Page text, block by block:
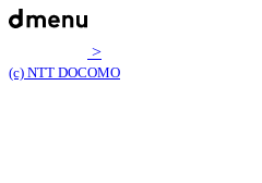
>
(c) NTT DOCOMO